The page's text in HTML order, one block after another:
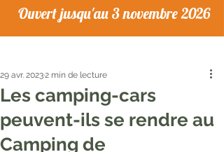
Ouvert jusqu'au 3 novembre 2026
Les camping-cars
peuvent-ils se rendre au
Camping de
29 avr. 20232 min de lecture